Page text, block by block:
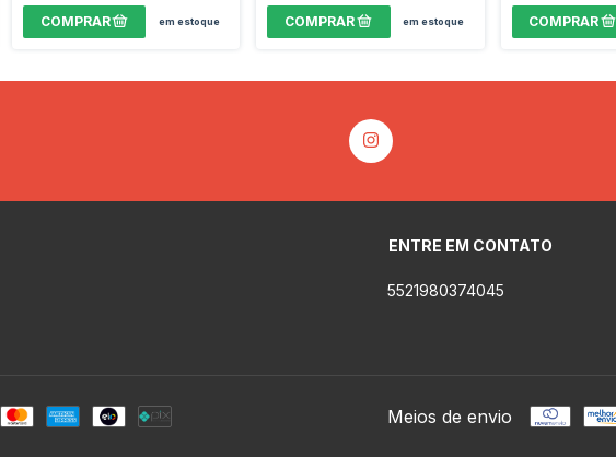
em estoque em estoque
ENTRE EM CONTATO
5521980374045
Meios de envio